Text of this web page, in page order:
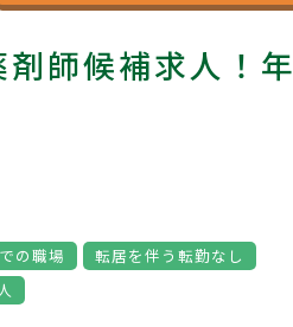
師候補求人！年
の職場
転居を伴う転勤なし